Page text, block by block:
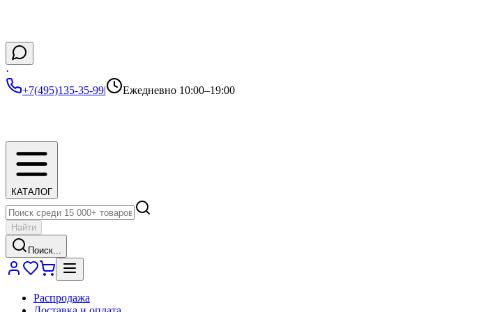
·
+7(495)135-35-99| Ежедневно 10:00–19:00
КАТАЛОГ
Найти
Поиск...
Распродажа